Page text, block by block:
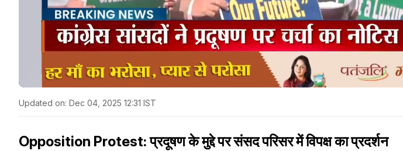
Updated on: Dec 04, 2025 12:31 IST
Opposition Protest: प्रदूषण के मुद्दे पर संसद परिसर में विपक्ष का प्रदर्शन